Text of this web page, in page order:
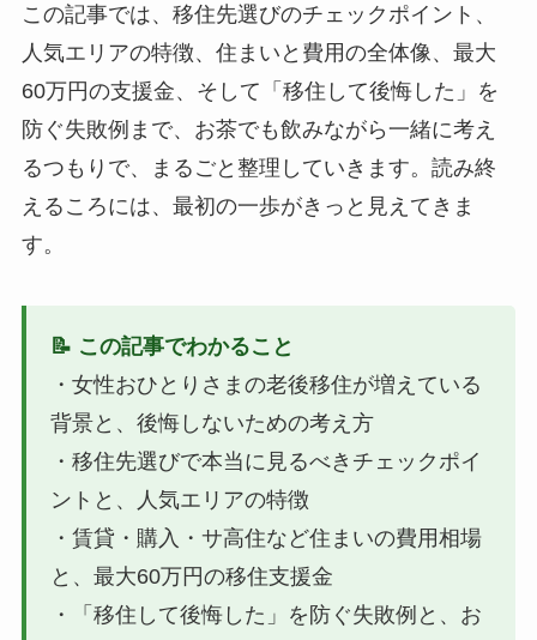
この記事では、移住先選びのチェックポイント、
人気エリアの特徴、住まいと費用の全体像、最大
60万円の支援金、そして「移住して後悔した」を
防ぐ失敗例まで、お茶でも飲みながら一緒に考え
るつもりで、まるごと整理していきます。読み終
えるころには、最初の一歩がきっと見えてきま
す。
📝 この記事でわかること
・女性おひとりさまの老後移住が増えている
背景と、後悔しないための考え方
・移住先選びで本当に見るべきチェックポイ
ントと、人気エリアの特徴
・賃貸・購入・サ高住など住まいの費用相場
と、最大60万円の移住支援金
・「移住して後悔した」を防ぐ失敗例と、お